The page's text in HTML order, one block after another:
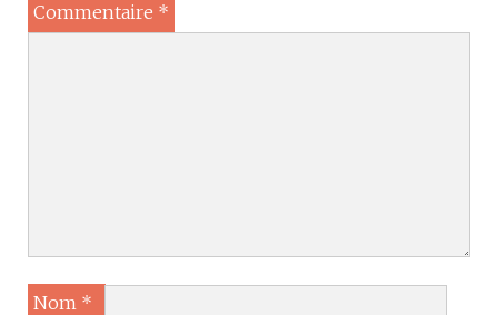
Commentaire *
Nom *